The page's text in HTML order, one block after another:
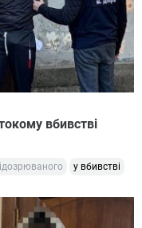
вбивстві
у вбивстві